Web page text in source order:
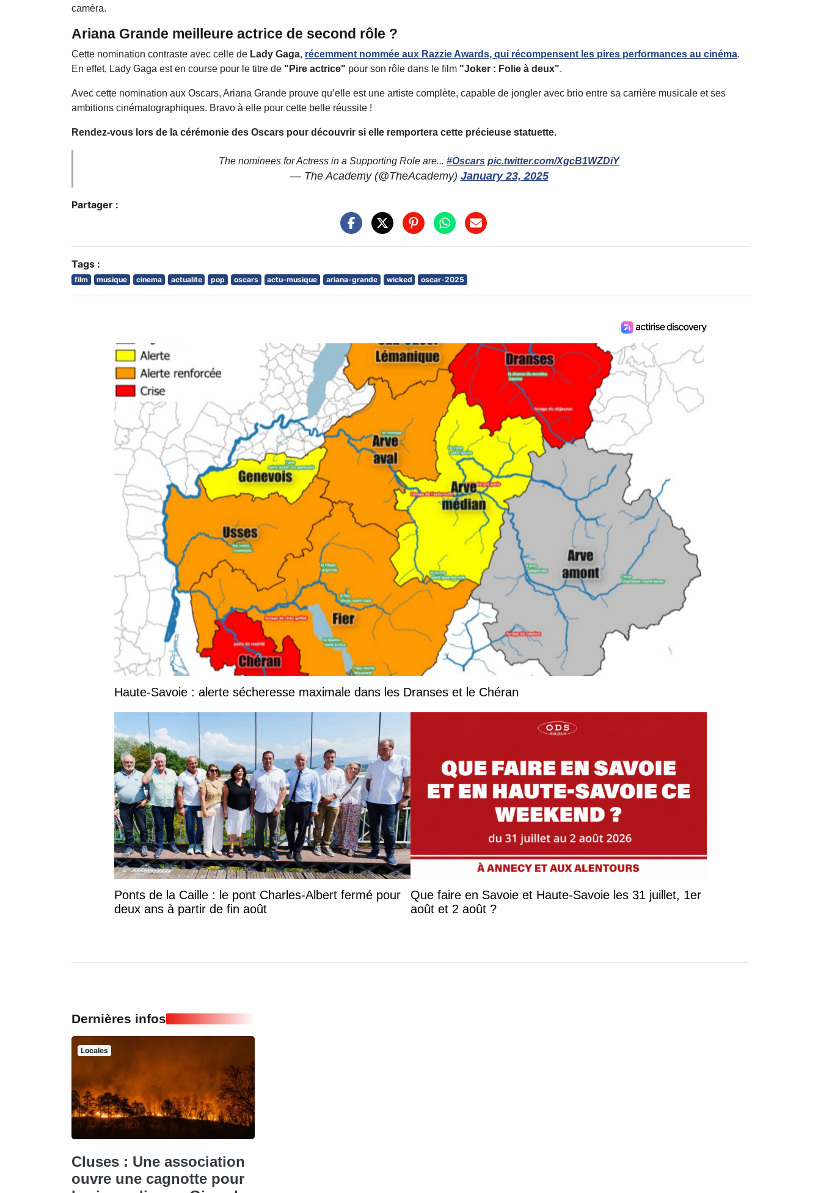
caméra.
Ariana Grande meilleure actrice de second rôle ?
Cette nomination contraste avec celle de Lady Gaga, récemment nommée aux Razzie Awards, qui récompensent les pires performances au cinéma.
En effet, Lady Gaga est en course pour le titre de "Pire actrice" pour son rôle dans le film "Joker : Folie à deux".
Avec cette nomination aux Oscars, Ariana Grande prouve qu’elle est une artiste complète, capable de jongler avec brio entre sa carrière musicale et ses
ambitions cinématographiques. Bravo à elle pour cette belle réussite !
Rendez-vous lors de la cérémonie des Oscars pour découvrir si elle remportera cette précieuse statuette.
The nominees for Actress in a Supporting Role are... #Oscars pic.twitter.com/XgcB1WZDiY
— The Academy (@TheAcademy) January 23, 2025
Partager :
Tags :
film musique cinema actualite pop oscars actu-musique ariana-grande wicked oscar-2025
Haute-Savoie : alerte sécheresse maximale dans les Dranses et le Chéran
Ponts de la Caille : le pont Charles-Albert fermé pour
deux ans à partir de fin août
Que faire en Savoie et Haute-Savoie les 31 juillet, 1er
août et 2 août ?
Dernières infos
Locales
Cluses : Une association
ouvre une cagnotte pour